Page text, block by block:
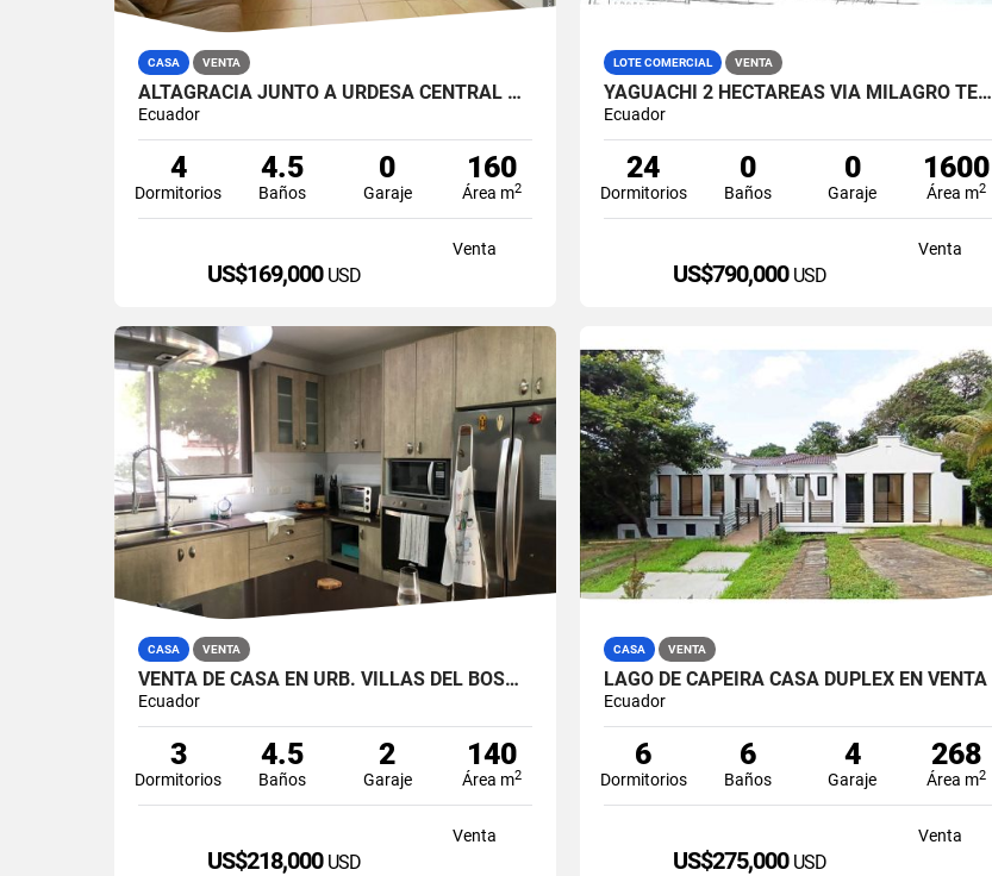
CASA VENTA
ALTAGRACIA JUNTO A URDESA CENTRAL 4 DORMITORIOS CASA EN VENTA
Ecuador
4
Dormitorios
4.5
Baños
0
Garaje
160
Área m2
Venta
US$169,000 USD
LOTE COMERCIAL VENTA
YAGUACHI 2 HECTÁREAS VIA MILAGRO TERRENO INDUSTRIAL EN VENTA
Ecuador
24
Dormitorios
0
Baños
0
Garaje
1600
Área m2
Venta
US$790,000 USD
CASA VENTA
VENTA DE CASA EN URB. VILLAS DEL BOSQUE, VÍA A LA COSTA
Ecuador
3
Dormitorios
4.5
Baños
2
Garaje
140
Área m2
Venta
US$218,000 USD
CASA VENTA
LAGO DE CAPEIRA CASA DUPLEX EN VENTA
Ecuador
6
Dormitorios
6
Baños
4
Garaje
268
Área m2
Venta
US$275,000 USD